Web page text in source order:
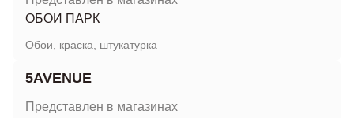
ОБОИ ПАРК
Обои, краска, штукатурка
5AVENUE
Представлен в магазинах